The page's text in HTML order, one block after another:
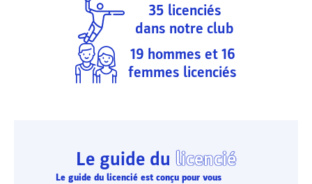
35 licenciés
dans notre club
19 hommes et16
femmes licenciés
Le guide du licencié
Le guide du licencié est conçu pour vous